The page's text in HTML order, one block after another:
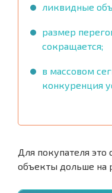
ликвидные
размер
сокращается;
в массовом
конкуренция
Для покупателя это
объекты дольше на